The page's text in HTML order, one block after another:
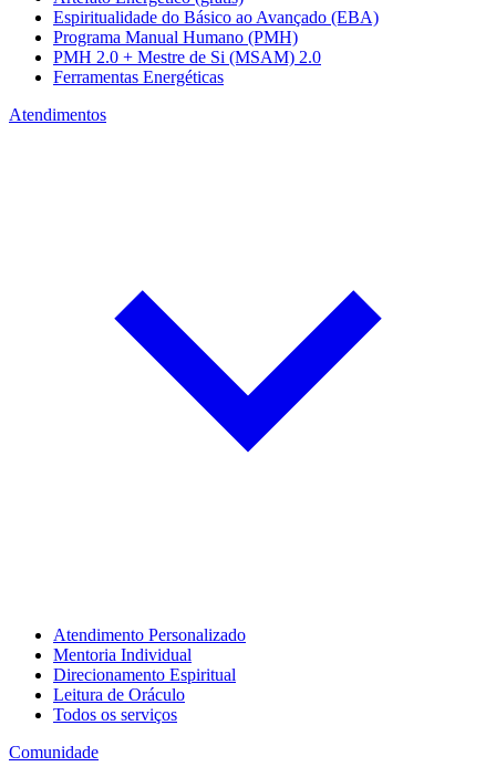
Espiritualidade do Básico ao Avançado (EBA)
Programa Manual Humano (PMH)
PMH 2.0 + Mestre de Si (MSAM) 2.0
Ferramentas Energéticas
Atendimentos
Atendimento Personalizado
Mentoria Individual
Direcionamento Espiritual
Leitura de Oráculo
Todos os serviços
Comunidade